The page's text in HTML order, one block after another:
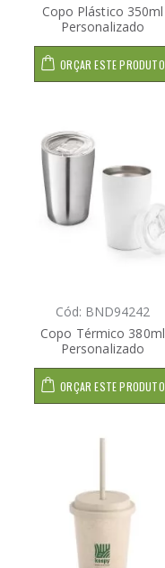
Copo Plástico 350ml
Personalizado
ORÇAR ESTE PRODUTO
Cód: BND94242
Copo Térmico 380ml
Personalizado
ORÇAR ESTE PRODUTO